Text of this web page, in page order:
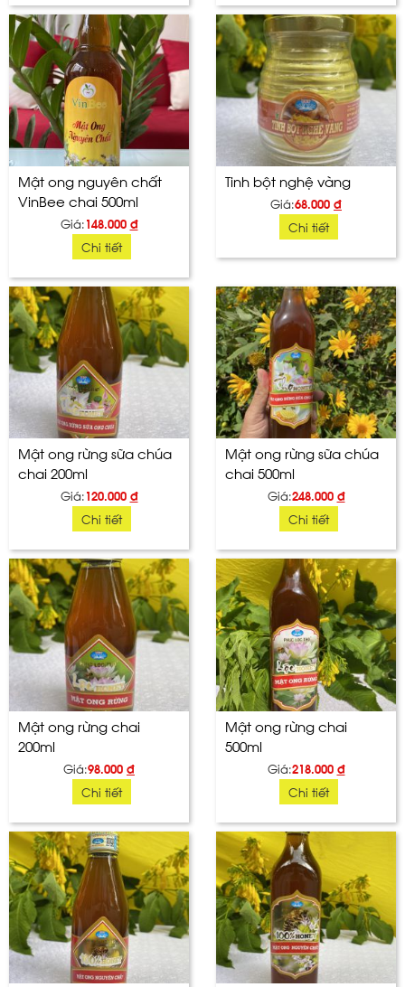
Mật ong nguyên chất
VinBee chai 500ml
Giá:148.000 đ
Chi tiết
Tinh bột nghệ vàng
Giá:68.000 đ
Chi tiết
Mật ong rừng sữa chúa
chai 200ml
Giá:120.000 đ
Chi tiết
Mật ong rừng sữa chúa
chai 500ml
Giá:248.000 đ
Chi tiết
Mật ong rừng chai
200ml
Giá:98.000 đ
Chi tiết
Mật ong rừng chai
500ml
Giá:218.000 đ
Chi tiết